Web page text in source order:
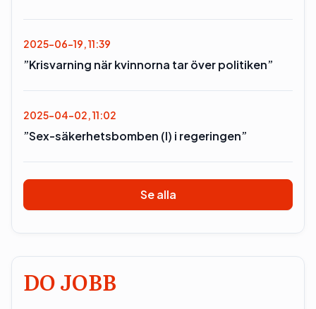
2025-06-19, 11:39
”Krisvarning när kvinnorna tar över politiken”
2025-04-02, 11:02
”Sex-säkerhetsbomben (l) i regeringen”
Se alla
DO JOBB